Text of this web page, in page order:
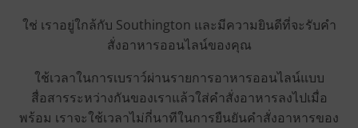
ใช่ เราอยู่ใกล้กับ Southington และมีความยินดีที่จะรับคำ
สั่งอาหารออนไลน์ของคุณ
ใช้เวลาในการเบราว์ผ่านรายการอาหารออนไลน์แบบ
สื่อสารระหว่างกันของเราแล้วใส่คำสั่งอาหารลงไปเมื่อ
พร้อม เราจะใช้เวลาไม่กี่นาทีในการยืนยันคำสั่งอาหารของ